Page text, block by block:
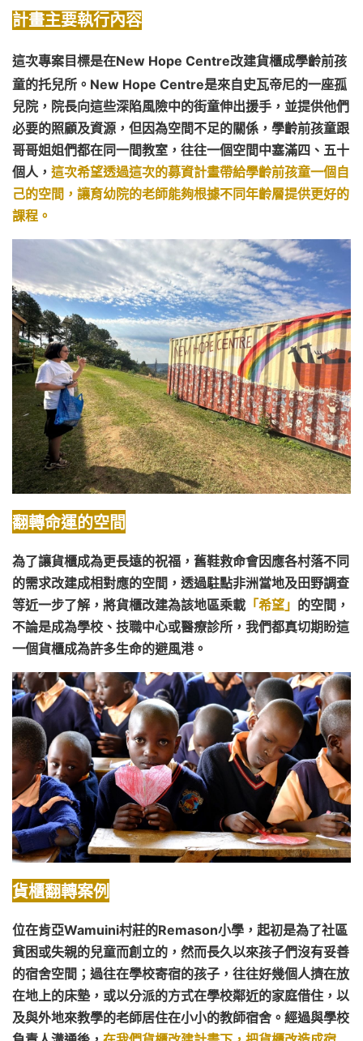
計畫主要執行內容
這次專案目標是在New Hope Centre改建貨櫃成學齡前孩
童的托兒所。New Hope Centre是來自史瓦帝尼的一座孤
兒院，院長向這些深陷風險中的街童伸出援手，並提供他們
必要的照顧及資源，但因為空間不足的關係，學齡前孩童跟
哥哥姐姐們都在同一間教室，往往一個空間中塞滿四、五十
個人， 這次希望透過這次的募資計畫帶給學齡前孩童一個自
己的空間 ，讓育幼院的老師能夠根據不同年齡層提供更好的
課程。
翻轉命運的空間
為了讓貨櫃成為更長遠的祝福，舊鞋救命會因應各村落不同
的需求改建成相對應的空間，透過駐點非洲當地及田野調查
等近一步了解，將貨櫃改建為該地區乘載 「希望」 的空間，
不論是成為學校、技職中心或醫療診所，我們都真切期盼這
一個貨櫃成為許多生命的避風港。
貨櫃翻轉案例
位在肯亞Wamuini村莊的Remason小學，起初是為了社區
貧困或失親的兒童而創立的，然而長久以來孩子們沒有妥善
的宿舍空間；過往在學校寄宿的孩子，往往好幾個人擠在放
在地上的床墊，或以分派的方式在學校鄰近的家庭借住，以
及與外地來教學的老師居住在小小的教師宿舍。經過與學校